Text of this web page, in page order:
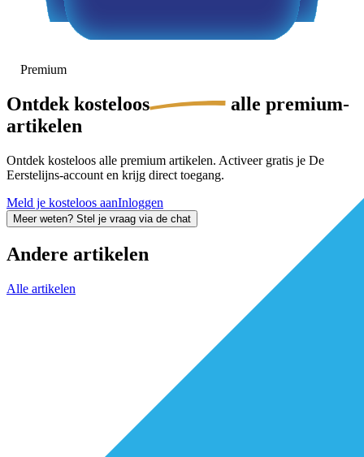
Premium
Ontdek kosteloos
alle premium-
artikelen
Ontdek kosteloos alle premium artikelen. Activeer gratis je De
Eerstelijns-account en krijg direct toegang.
Meld je kosteloos aanInloggen
Meer weten? Stel je vraag via de chat
Andere artikelen
Alle artikelen